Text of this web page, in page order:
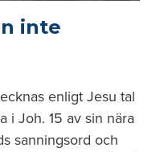
inte
enligt Jesu tal
i Joh. 15 av sin nära
sanningsord och